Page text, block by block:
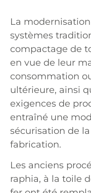
La
systèmes
compactage de
en vue de leur
consommation
ultérieure, ainsi
exigences de
entraîné une
sécurisation de
fabrication.
Les anciens
raphia, à la toile